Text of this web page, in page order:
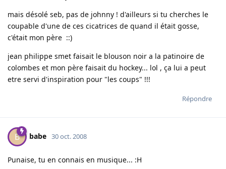
mais désolé seb, pas de johnny ! d'ailleurs si tu cherches le
coupable d'une de ces cicatrices de quand il était gosse,
c'était mon père ::)
jean philippe smet faisait le blouson noir a la patinoire de
colombes et mon père faisait du hockey... lol , ça lui a peut
etre servi d'inspiration pour "les coups" !!!
Répondre
B babe 30 oct. 2008
Punaise, tu en connais en musique... :H